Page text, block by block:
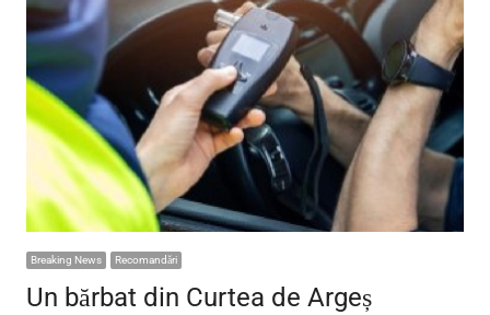
Breaking News Recomandări
Un bărbat din Curtea de Argeș